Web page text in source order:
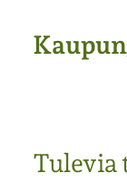
Tulevia